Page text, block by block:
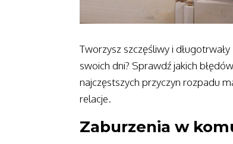
Tworzysz szczęśliwy i
swoich dni? Sprawdź jakich
najczęstszych przyczyn rozpadu
relacje.
Zaburzenia w